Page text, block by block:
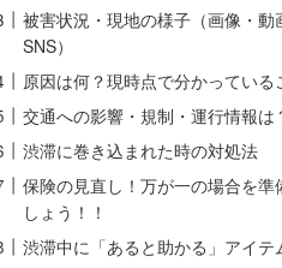
被害状況・現地の様子（画像・動
SNS）
原因は何？現時点で分かっている
交通への影響・規制・運行情報は
渋滞に巻き込まれた時の対処法
保険の見直し！万が一の場合を準
しょう！！
渋滞中に「あると助かる」アイテ